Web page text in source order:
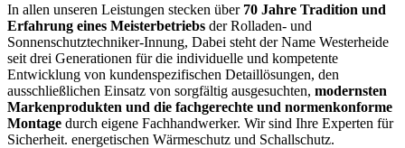
In allen unseren Leistungen stecken über 70 Jahre Tradition und
Erfahrung eines Meisterbetriebs der Rolladen- und
Sonnenschutztechniker-Innung, Dabei steht der Name Westerheide
seit drei Generationen für die individuelle und kompetente
Entwicklung von kundenspezifischen Detaillösungen, den
ausschließlichen Einsatz von sorgfältig ausgesuchten, modernsten
Markenprodukten und die fachgerechte und normenkonforme
Montage durch eigene Fachhandwerker. Wir sind Ihre Experten für
Sicherheit. energetischen Wärmeschutz und Schallschutz.